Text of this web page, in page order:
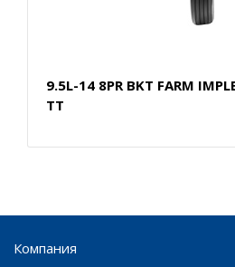
9.5L-14 8PR BKT FARM
TT
Компания